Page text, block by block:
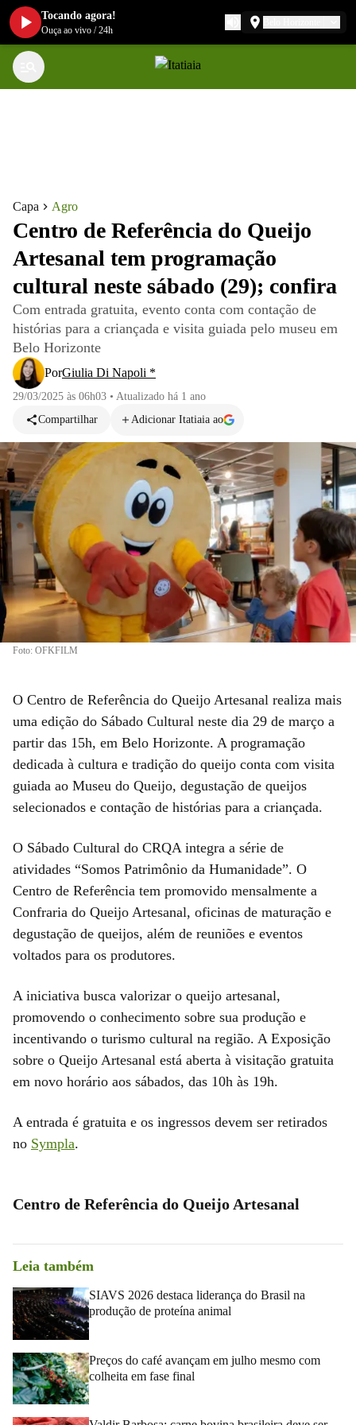
Capa Agro
Centro de Referência do Queijo
Artesanal tem programação
cultural neste sábado (29); confira
Com entrada gratuita, evento conta com contação de
histórias para a criançada e visita guiada pelo museu em
Belo Horizonte
PorGiulia Di Napoli *
29/03/2025 às 06h03 • Atualizado há 1 ano
Compartilhar
Adicionar Itatiaia ao
Foto: OFKFILM
O Centro de Referência do Queijo Artesanal realiza mais
uma edição do Sábado Cultural neste dia 29 de março a
partir das 15h, em Belo Horizonte. A programação
dedicada à cultura e tradição do queijo conta com visita
guiada ao Museu do Queijo, degustação de queijos
selecionados e contação de histórias para a criançada.
O Sábado Cultural do CRQA integra a série de
atividades “Somos Patrimônio da Humanidade”. O
Centro de Referência tem promovido mensalmente a
Confraria do Queijo Artesanal, oficinas de maturação e
degustação de queijos, além de reuniões e eventos
voltados para os produtores.
A iniciativa busca valorizar o queijo artesanal,
promovendo o conhecimento sobre sua produção e
incentivando o turismo cultural na região. A Exposição
sobre o Queijo Artesanal está aberta à visitação gratuita
em novo horário aos sábados, das 10h às 19h.
A entrada é gratuita e os ingressos devem ser retirados
no Sympla.
Centro de Referência do Queijo Artesanal
Leia também
SIAVS 2026 destaca liderança do Brasil na
produção de proteína animal
Preços do café avançam em julho mesmo com
colheita em fase final
Tocando agora!
Ouça ao vivo /24h